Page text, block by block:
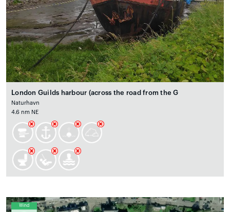
London Guilds harbour (across the road from the G
Naturhavn
4.6 nm NE
Wind